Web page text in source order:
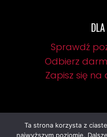
Sprawdź
Odbierz
Zapisz się na
Ta strona korzysta z
najwyższym poziomie.